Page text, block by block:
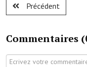
L'association des maires
Précédent
Commentaires (